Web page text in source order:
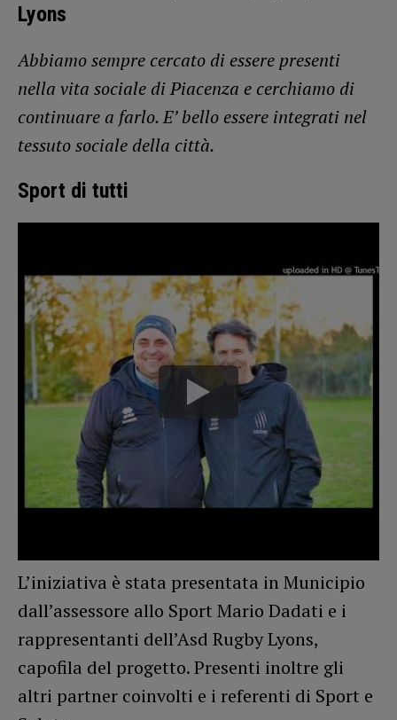
Lyons
Abbiamo sempre cercato di essere presenti
nella vita sociale di Piacenza e cerchiamo di
continuare a farlo. E’ bello essere integrati nel
tessuto sociale della città.
Sport di tutti
L’iniziativa è stata presentata in Municipio
dall’assessore allo Sport Mario Dadati e i
rappresentanti dell’Asd Rugby Lyons,
capofila del progetto. Presenti inoltre gli
altri partner coinvolti e i referenti di Sport e